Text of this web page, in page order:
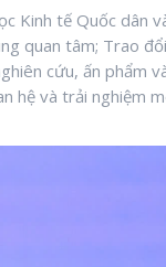
Kinh tế Quốc dân
quan tâm; Trao đổi
cứu, ấn phẩm
hệ và trải nghiệm